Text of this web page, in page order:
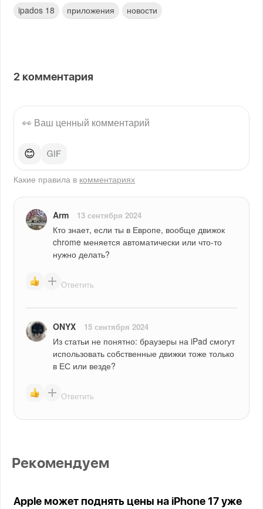
ipados 18 приложения новости
2 комментария
😊
Какие правила в комментариях
Arm 13 сентября 2024
Кто знает, если ты в Европе, вообще движок
chrome меняется автоматически или что-то
нужно делать?
Ответить
ONYX 15 сентября 2024
Из статьи не понятно: браузеры на iPad смогут
использовать собственные движки тоже только
в ЕС или везде?
Ответить
Рекомендуем
Apple может поднять цены на iPhone 17 уже